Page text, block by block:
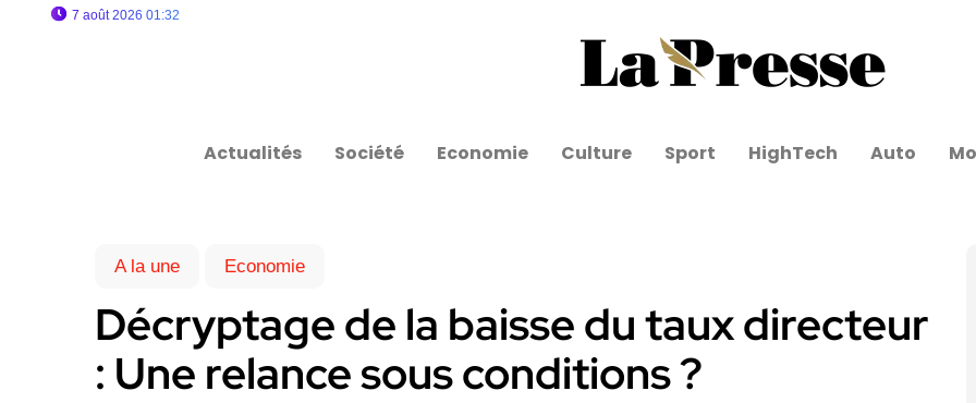
7 août 2026 01:32
Actualités Société Economie Culture Sport HighTech Auto
A la une Economie
Décryptage de la baisse du taux directeur
: Une relance sous conditions ?